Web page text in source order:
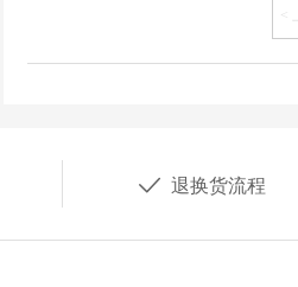
<
 退换货流程